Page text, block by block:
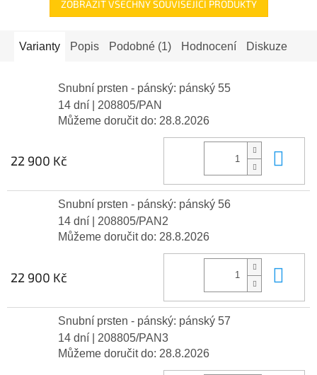
ZOBRAZIT VŠECHNY SOUVISEJÍCÍ PRODUKTY
Varianty Popis Podobné (1) Hodnocení Diskuze
Snubní prsten - pánský: pánský 55
14 dní
| 208805/PAN
Můžeme doručit do: 28.8.2026
22 900 Kč
Snubní prsten - pánský: pánský 56
14 dní
| 208805/PAN2
Můžeme doručit do: 28.8.2026
22 900 Kč
Snubní prsten - pánský: pánský 57
14 dní
| 208805/PAN3
Můžeme doručit do: 28.8.2026